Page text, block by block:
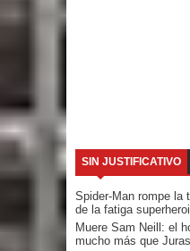
SIN JUSTIFICATIVO
Spider-Man rompe la
de la fatiga
Muere Sam Neill: el
mucho más que